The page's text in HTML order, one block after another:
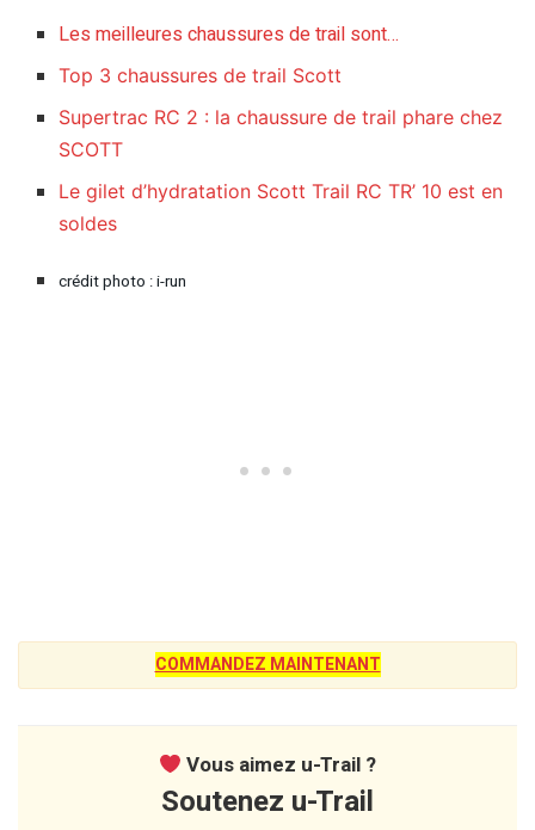
Les meilleures chaussures de trail sont…
Top 3 chaussures de trail Scott
Supertrac RC 2 : la chaussure de trail phare chez
SCOTT
Le gilet d’hydratation Scott Trail RC TR’ 10 est en
soldes
crédit photo : i-run
COMMANDEZ MAINTENANT
Vous aimez u-Trail ?
Soutenez u-Trail